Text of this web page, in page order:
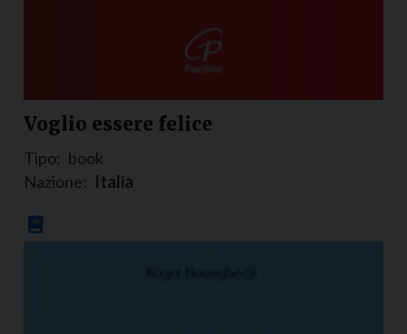
Voglio essere felice
Tipo: book
Nazione: Italia